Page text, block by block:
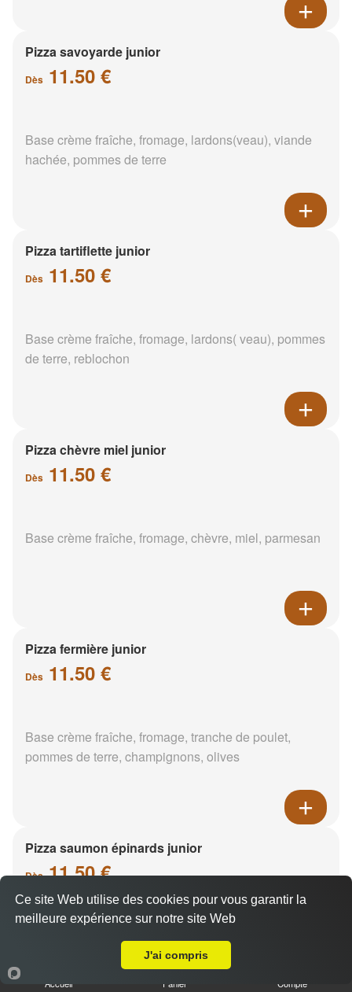
Pizza savoyarde junior
Dès 11.50 €
Base crème fraîche, fromage, lardons(veau), viande
hachée, pommes de terre
Pizza tartiflette junior
Dès 11.50 €
Base crème fraîche, fromage, lardons( veau), pommes
de terre, reblochon
Pizza chèvre miel junior
Dès 11.50 €
Base crème fraîche, fromage, chèvre, miel, parmesan
Pizza fermière junior
Dès 11.50 €
Base crème fraîche, fromage, tranche de poulet,
pommes de terre, champignons, olives
Pizza saumon épinards junior
Dès11.50 €
Accueil Panier Compte
Ce site Web utilise des cookies pour vous garantir la
meilleure expérience sur notre site Web
J'ai compris